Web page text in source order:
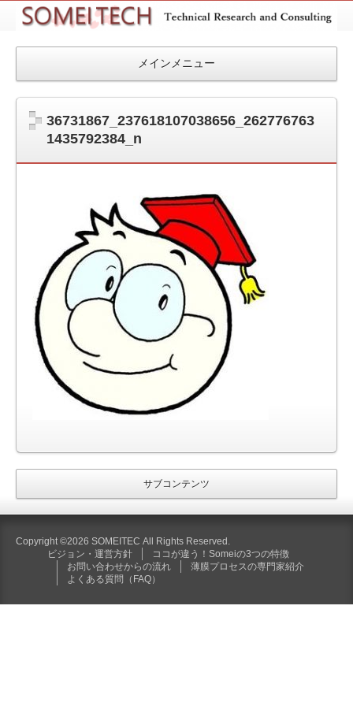
SOMEITEC
メインメニュー
36731867_237618107038656_262776763
1435792384_n
サブコンテンツ
Copyright ©2026 SOMEITEC All Rights Reserved.
ビジョン・運営方針
ココが違う！Someiの3つの特徴
お問い合わせからの流れ
薄膜プロセスの専門家紹介
よくある質問（FAQ）